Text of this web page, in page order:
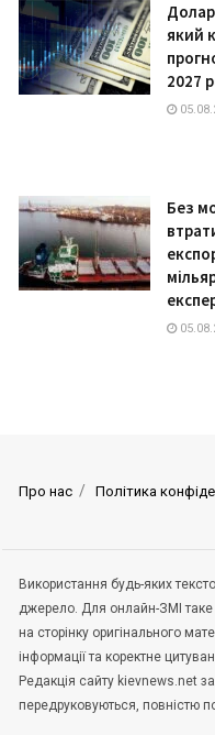
який
2027
Без
Про нас Політика
Використання будь-яких
джерело. Для онлайн-ЗМІ таке
на сторінку оригінального
інформації та коректне
Редакція сайту kievnews.net
передруковуються, повністю